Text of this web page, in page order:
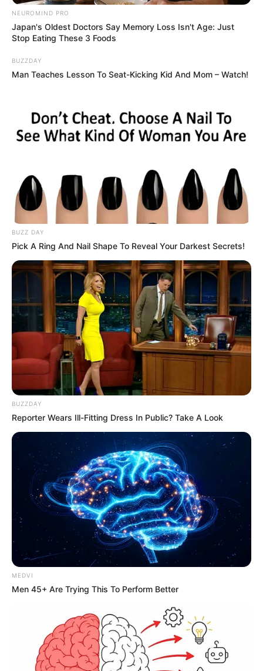
NEUROMIND PRO
Japan's Oldest Doctors Say Memory Loss Isn't Age: Just
Stop Eating These 3 Foods
BUZZDAY
Man Teaches Lesson To Seat-Kicking Kid And Mom – Watch!
BUZZ DAY
Pick A Ring And Nail Shape To Reveal Your Darkest Secrets!
BUZZDAY
Reporter Wears Ill-Fitting Dress In Public? Take A Look
MEDVI
Men 45+ Are Trying This To Perform Better